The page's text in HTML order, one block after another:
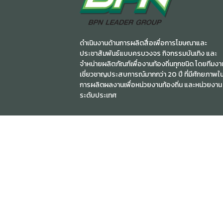
ดำเนินงานด้านการผลิตสื่อเพื่อการโฆษณาและ
ประชาสัมพันธ์แบบครบวงจร กิจกรรมบันเทิง และ
จำหน่ายผลิตภัณฑ์เพื่องานท้องถิ่นทุกชนิด โดยทีมง
เชี่ยวชาญประสบการณ์มากกว่า 20 ปี ที่มีศักยภาพใ
การผลิตผลงานเพื่อหน่วยงานท้องถิ่น และหน่วยงาน
ระดับประเทศ